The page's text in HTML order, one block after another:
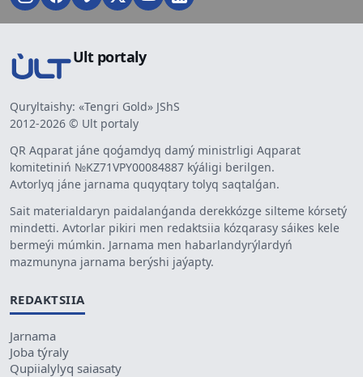
Ult portaly
Quryltaishy: «Tengri Gold» JShS
2012-2026 © Ult portaly
QR Aqparat jáne qoǵamdyq damý ministrligi Aqparat
komitetiniń №KZ71VPY00084887 kýáligi berilgen.
Avtorlyq jáne jarnama quqyqtary tolyq saqtalǵan.
Sait materialdaryn paidalanǵanda derekkózge silteme kórsetý
mindetti. Avtorlar pikiri men redaktsiia kózqarasy sáikes kele
bermeýi múmkin. Jarnama men habarlandyrýlardyń
mazmunyna jarnama berýshi jaýapty.
REDAKTSIIA
Jarnama
Joba týraly
Qupiialylyq saiasaty